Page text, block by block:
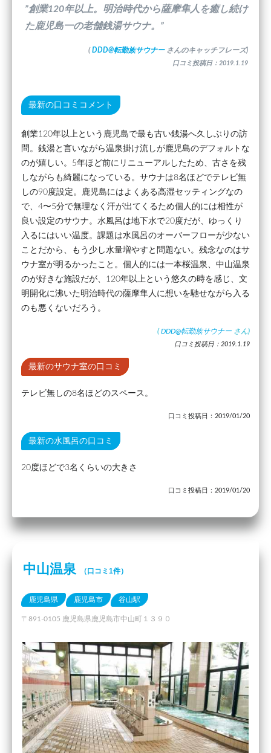
”創業120年以上。明治時代から薩摩隼人を癒し続け
た鹿児島一の老舗銭湯サウナ。”
( DDD@転勤族サウナー さんのキャッチフレーズ)
口コミ投稿日：2019.1.19
最新の口コミコメント
創業120年以上という鹿児島で最も古い銭湯へ久しぶりの訪
問。銭湯と言いながら温泉掛け流しが鹿児島のデフォルトな
のが嬉しい。5年ほど前にリニューアルしたため、古さを残
しながらも綺麗になっている。サウナは8名ほどでテレビ無
しの90度設定。鹿児島にはよくある高湿セッティングなの
で、4〜5分で無理なく汗が出てくるため個人的には相性が
良い設定のサウナ。水風呂は地下水で20度だが、ゆっくり
入るにはいい温度。課題は水風呂のオーバーフローが少ない
ことだから、もう少し水量増やすと問題ない。残念なのはサ
ウナ室が明るかったこと。個人的には一本桜温泉、中山温泉
のが好きな施設だが、120年以上という悠久の時を感じ、文
明開化に沸いた明治時代の薩摩隼人に想いを馳せながら入る
のも悪くないだろう。
( DDD@転勤族サウナー さん)
口コミ投稿日：2019.1.19
最新のサウナ室の口コミ
テレビ無しの8名ほどのスペース。
口コミ投稿日：2019/01/20
最新の水風呂の口コミ
20度ほどで3名くらいの大きさ
口コミ投稿日：2019/01/20
中山温泉 （口コミ1件）
鹿児島県 鹿児島市 谷山駅
〒891-0105 鹿児島県鹿児島市中山町１３９０